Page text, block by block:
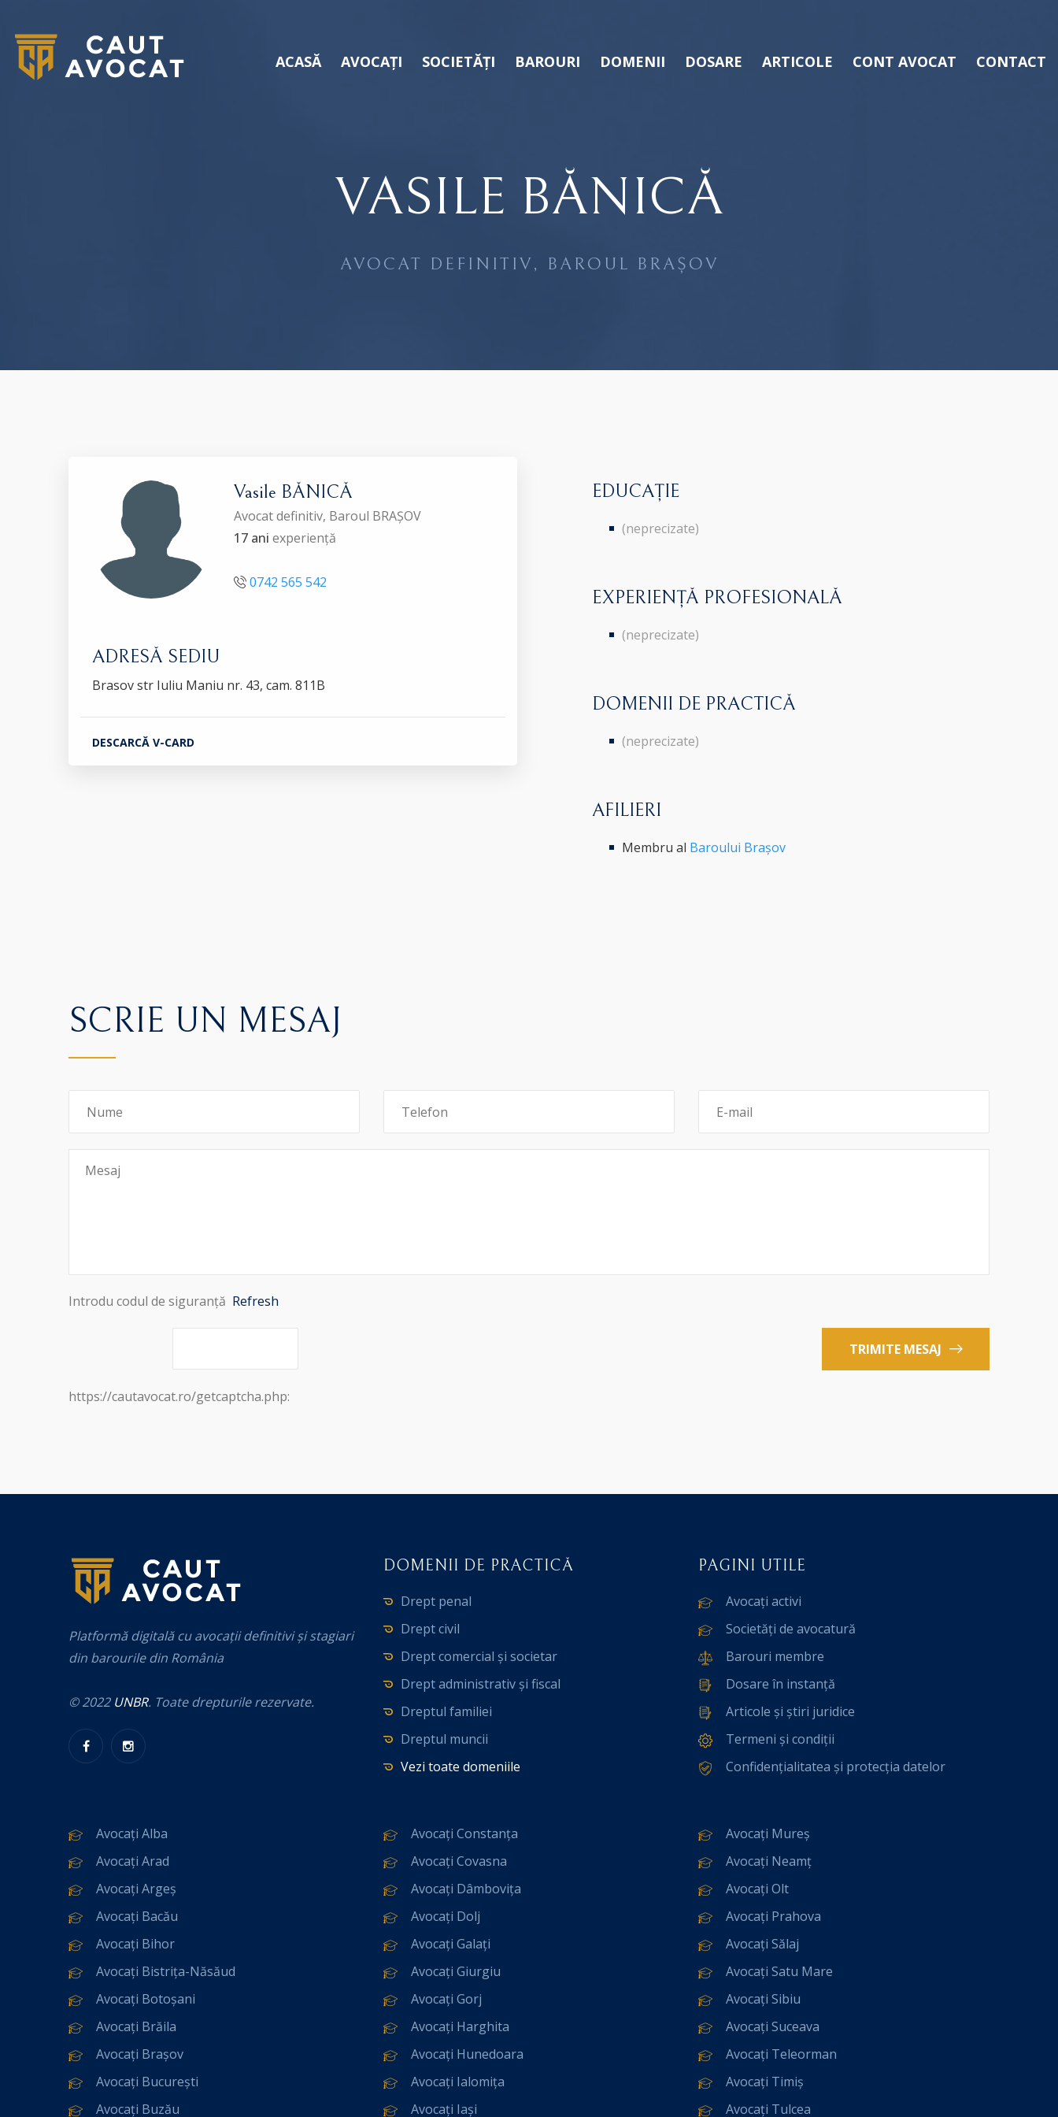
ACASĂ AVOCAȚI SOCIETĂȚI BAROURI DOMENII DOSARE ARTICOLE CONT AVOCAT CONTACT
VASILE BĂNICĂ
AVOCAT DEFINITIV, BAROUL BRAȘOV
Vasile BĂNICĂ
Avocat definitiv, Baroul BRAȘOV
17 ani experiență
0742 565 542
ADRESĂ SEDIU
Brasov str Iuliu Maniu nr. 43, cam. 811B
DESCARCĂ V-CARD
EDUCAȚIE
(neprecizate)
EXPERIENȚĂ PROFESIONALĂ
(neprecizate)
DOMENII DE PRACTICĂ
(neprecizate)
AFILIERI
Membru al Baroului Brașov
SCRIE UN MESAJ
Introdu codul de siguranță Refresh
TRIMITE MESAJ
https://cautavocat.ro/getcaptcha.php:
Platformă digitală cu avocații definitivi și stagiari
din barourile din România
© 2022 UNBR. Toate drepturile rezervate.
DOMENII DE PRACTICĂ
Drept penal
Drept civil
Drept comercial și societar
Drept administrativ și fiscal
Dreptul familiei
Dreptul muncii
Vezi toate domeniile
PAGINI UTILE
Avocați activi
Societăți de avocatură
Barouri membre
Dosare în instanță
Articole și știri juridice
Termeni și condiții
Confidențialitatea și protecția datelor
Avocați Alba
Avocați Arad
Avocați Argeș
Avocați Bacău
Avocați Bihor
Avocați Bistrița-Năsăud
Avocați Botoșani
Avocați Brăila
Avocați Brașov
Avocați București
Avocați Buzău
Avocați Constanța
Avocați Covasna
Avocați Dâmbovița
Avocați Dolj
Avocați Galați
Avocați Giurgiu
Avocați Gorj
Avocați Harghita
Avocați Hunedoara
Avocați Ialomița
Avocați Iași
Avocați Mureș
Avocați Neamț
Avocați Olt
Avocați Prahova
Avocați Sălaj
Avocați Satu Mare
Avocați Sibiu
Avocați Suceava
Avocați Teleorman
Avocați Timiș
Avocați Tulcea